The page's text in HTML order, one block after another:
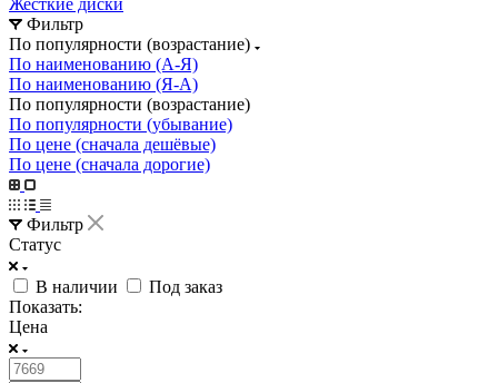
Фильтр
По популярности (возрастание)
По наименованию (А-Я)
По наименованию (Я-А)
По популярности (возрастание)
По популярности (убывание)
По цене (сначала дешёвые)
По цене (сначала дорогие)
Фильтр
Статус
В наличии
Под заказ
Показать:
Цена